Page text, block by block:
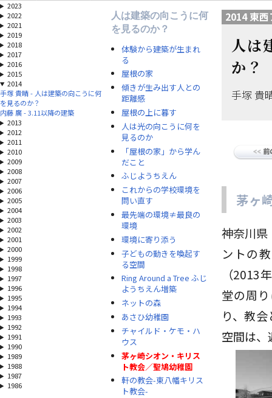
2023
2022
2021
2019
2018
2017
2016
2015
2014
手塚 貴晴 - 人は建築の向こうに何
を見るのか？
内藤 廣 - 3.11以降の建築
2013
2012
2011
2010
2009
2008
2007
2006
2005
2004
2003
2002
2001
2000
1999
1998
1997
1996
1995
1994
1993
1992
1991
1990
1989
1988
1987
1986
人は建築の向こうに何
を見るのか？
体験から建築が生まれ
る
屋根の家
傾きが生み出す人との
距離感
屋根の上に暮す
人は光の向こうに何を
見るのか
「屋根の家」から学ん
だこと
ふじようちえん
これからの学校環境を
問い直す
最先端の環境≠最良の
環境
環境に寄り添う
子どもの動きを喚起す
る空間
Ring Around a Tree ふじ
ようちえん増築
ネットの森
あさひ幼稚園
チャイルド・ケモ・ハ
ウス
茅ヶ崎シオン・キリス
ト教会／聖鳩幼稚園
軒の教会-東八幡キリス
ト教会-
2014 東
人は
か？
手塚 貴
茅ヶ
神奈川県
ントの
（2013
堂の周
り、教
空間は、